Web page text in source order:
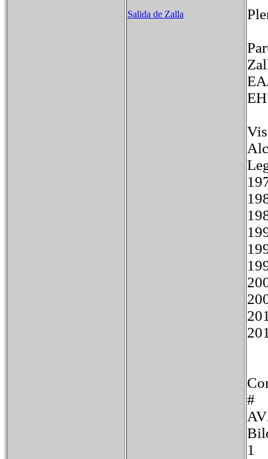
Salida de Zalla
#